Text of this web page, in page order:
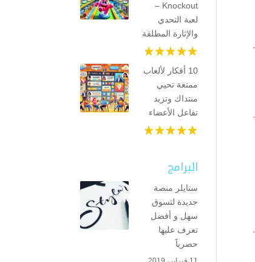
Knockout –
لعبة التحدي
والإثارة المطلقة
10 أفكار لألعاب
ممتعة تحيي
منتداك وتزيد
تفاعل الأعضاء
البرامج
ستايلر منصة
جديدة لتسوق
سهل و أفضل
تعرف عليها
حصرياََ